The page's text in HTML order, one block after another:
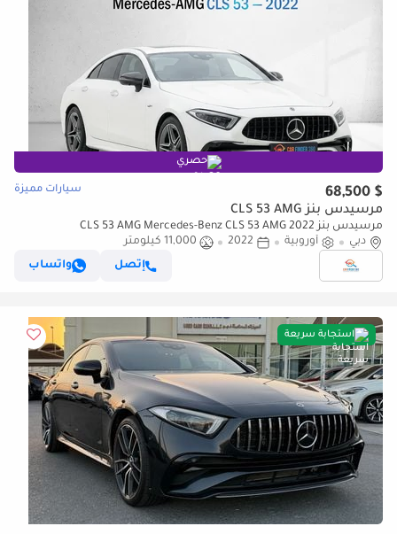
حصري
$ 68,500 سيارات مميزة
مرسيدس بنز CLS 53 AMG
مرسيدس بنز CLS 53 AMG Mercedes-Benz CLS 53 AMG 2022
دبي
أوروبية 2022
11,000 كيلومتر
إتصل
واتساب
استجابة سريعة